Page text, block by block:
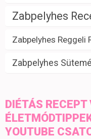
Zabpelyhes
Zabpelyhes Reggeli
Zabpelyhes
DIÉTÁS RECEPT
YOUTUBE